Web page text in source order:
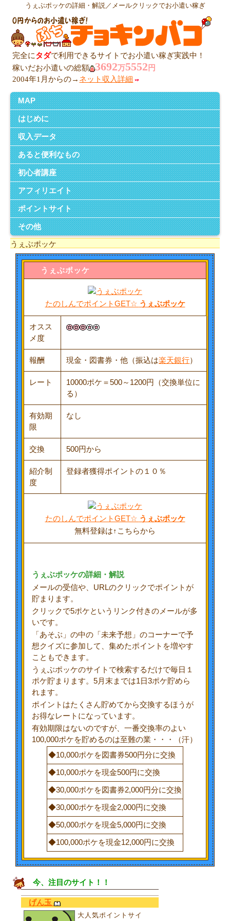
うぇぶポッケの詳細・解説／メールクリックでお小遣い稼ぎ
完全にタダで利用できるサイトでお小遣い稼ぎ実践中！
稼いだお小遣いの総額
3692万5552 円
2004年1月からの→ ネット収入詳細
MAP
はじめに
収入データ
あると便利なもの
初心者講座
アフィリエイト
ポイントサイト
その他
うぇぶポッケ
うぇぶポッケ
たのしんでポイントGET☆ うぇぶポッケ
オスス
メ度
報酬 現金・図書券・他（振込は楽天銀行）
レート
10000ポケ＝500～1200円（交換単位に
る）
有効期
限
なし
交換 500円から
紹介制
度
登録者獲得ポイントの１０％
たのしんでポイントGET☆ うぇぶポッケ
無料登録は↑こちらから
うぇぶポッケの詳細・解説
メールの受信や、URLのクリックでポイントが
貯まります。
クリックで5ポケというリンク付きのメールが多
いです。
「あそぶ」の中の「未来予想」のコーナーで予
想クイズに参加して、集めたポイントを増やす
こともできます。
うぇぶポッケのサイトで検索するだけで毎日１
ポケ貯まります。5月末までは1日3ポケ貯めら
れます。
ポイントはたくさん貯めてから交換するほうが
お得なレートになっています。
有効期限はないのですが、一番交換率のよい
100,000ポケを貯めるのは至難の業・・・（汗）
◆10,000ポケを図書券500円分に交換
◆10,000ポケを現金500円に交換
◆30,000ポケを図書券2,000円分に交換
◆30,000ポケを現金2,000円に交換
◆50,000ポケを現金5,000円に交換
◆100,000ポケを現金12,000円に交換
今、注目のサイト！！
げん玉
大人気ポイントサイ